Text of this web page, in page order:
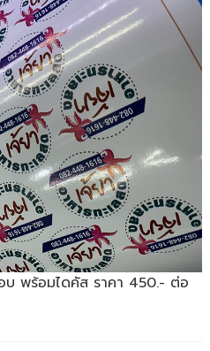
พร้อมไดคัส ราคา 450.- ต่อ